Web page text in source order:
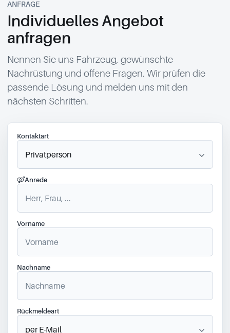
ANFRAGE
Individuelles Angebot
anfragen
Nennen Sie uns Fahrzeug, gewünschte
Nachrüstung und offene Fragen. Wir prüfen die
passende Lösung und melden uns mit den
nächsten Schritten.
Kontaktart
Anrede
Vorname
Nachname
Rückmeldeart